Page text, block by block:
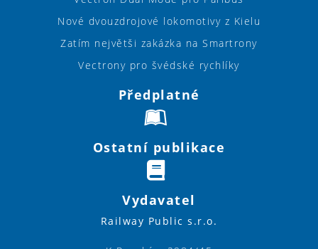
Nové dvouzdrojové lokomotivy z Kielu
Zatím největši zakázka na Smartrony
Vectrony pro švédské rychlíky
Předplatné
Ostatní publikace
Vydavatel
Railway Public s.r.o.